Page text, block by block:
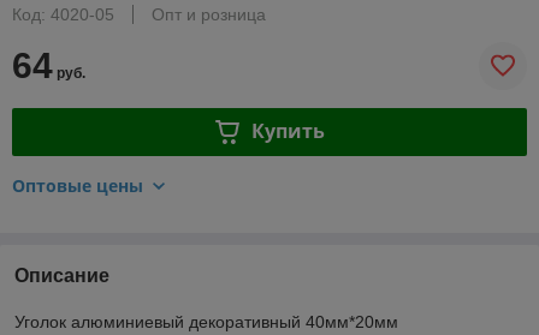
Код: 4020-05
Опт и розница
64 руб.
Купить
Оптовые цены
Описание
Уголок алюминиевый декоративный 40мм*20мм